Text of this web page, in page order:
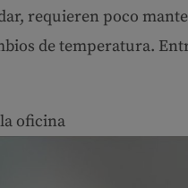
requieren poco
de temperatura.
oficina